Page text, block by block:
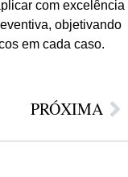
com excelência
objetivando
em cada caso.
PRÓXIMA